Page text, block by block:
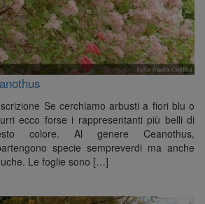
Se cerchiamo arbusti a fiori blu o
ecco forse i rappresentanti più belli di
colore. Al genere Ceanothus,
specie sempreverdi ma anche
Le foglie sono […]